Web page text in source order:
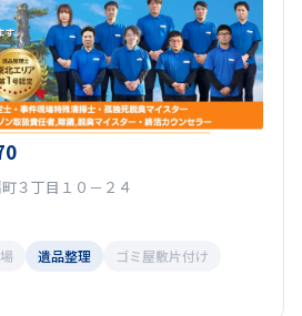
３丁目１０－２４
遺品整理
ゴミ屋敷片付け